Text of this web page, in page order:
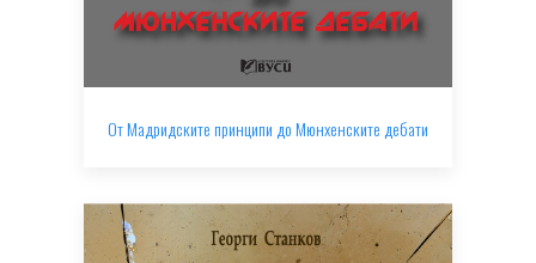
От Мадридските принципи до Мюнхенските дебати